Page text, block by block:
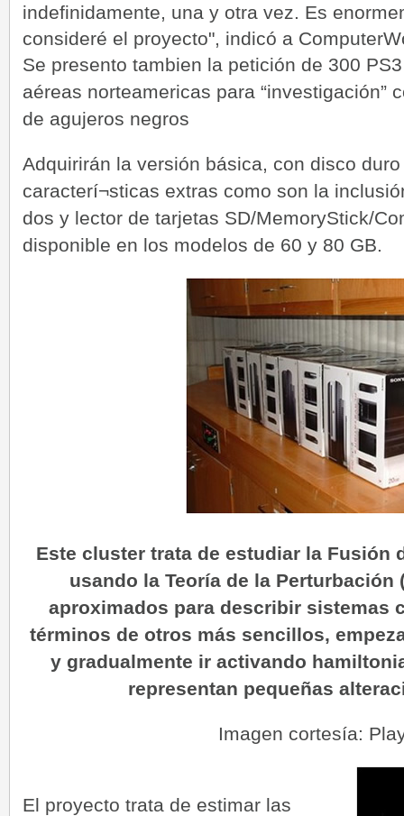
indefinidamente, una y otra vez. Es
consideré el proyecto", indicó a
Se presento tambien la petición de 300
aéreas norteamericas para “investigación”
de agujeros negros
Adquirirán la versión básica, con disco
caracterí¬sticas extras como son la
dos y lector de tarjetas SD/MemoryStick/
disponible en los modelos de 60 y 80 GB.
Este cluster trata de estudiar la Fusión
usando la Teoría de la
aproximados para describir sistemas
términos de otros más sencillos,
y gradualmente ir activando
representan pequeñas
Imagen cortesía:
El proyecto trata de estimar las